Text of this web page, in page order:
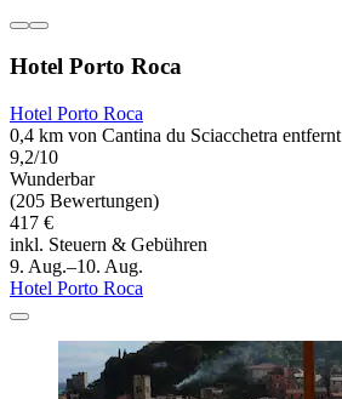
Hotel Porto Roca
Hotel Porto Roca
0,4 km von Cantina du Sciacchetra entfernt
9,2/10
Wunderbar
(205 Bewertungen)
417 €
inkl. Steuern & Gebühren
9. Aug.–10. Aug.
Hotel Porto Roca